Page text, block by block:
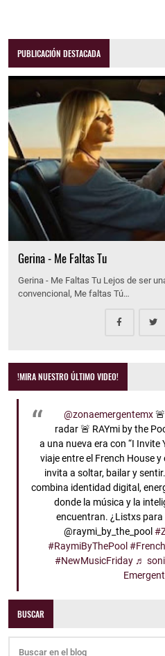
PUBLICACIÓN DESTACADA
Gerina - Me Faltas Tu
Gerina - Me Faltas Tu Lejos de ser
convencional, Me faltas Tú…
!MIRA NUESTRO ÚLTIMO VIDEO!
@zonaemergentemx
radar 🚨 RAYmi by the
a una nueva era con “I Invite
viaje entre el French House y
invita a soltar, bailar y
combina identidad digital,
donde la música y la
encuentran. ¿Listxs para
@raymi_by_the_pool
#RaymiByThePool
#NewMusicFriday ♬
BUSCAR